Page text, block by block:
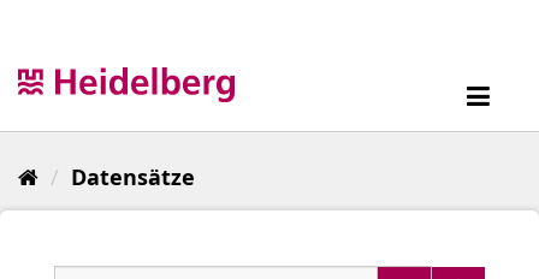
Datensätze